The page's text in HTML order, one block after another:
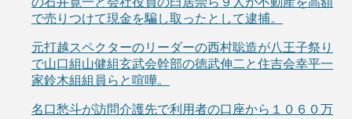
で売りつけて現金を騙し取ったとして逮捕。
元打越スペクターのリーダーの西村聡造が八王子祭り
で山口組山健組玄武会幹部の徳武伸二と住吉会幸平一
家鈴木組組員らと喧嘩。
名口愁斗が訪問介護先で利用者の口座から１０６０万